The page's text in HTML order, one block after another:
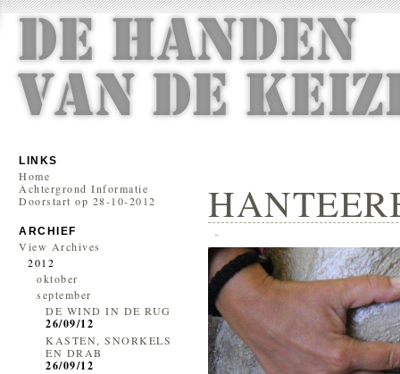
LINKS
Home
Achtergrond Informatie
Doorstart op 28-10-2012
ARCHIEF
View Archives
2012
oktober
september
DE WIND IN DE RUG
26/09/12
KASTEN, SNORKELS
EN DRAB
26/09/12
-